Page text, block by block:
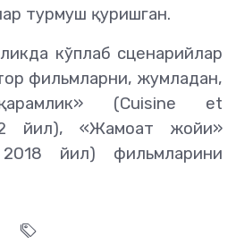
турмуш қуришган.
кўплаб сценарийлар
фильмларни, жумладан,
(Cuisine et
йил), «Жамоат жойи»
йил) фильмларини